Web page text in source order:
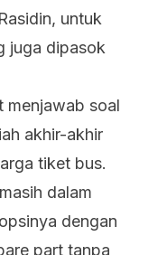
untuk
juga dipasok
menjawab soal
akhir-akhir
tiket bus.
dalam
dengan
part tanpa